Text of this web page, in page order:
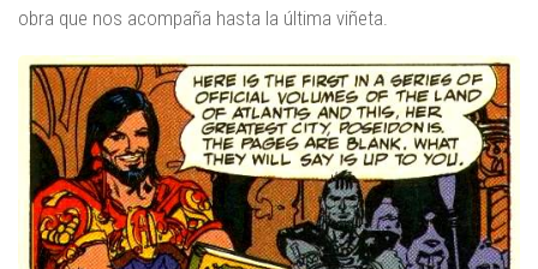
obra que nos acompaña hasta la última viñeta.